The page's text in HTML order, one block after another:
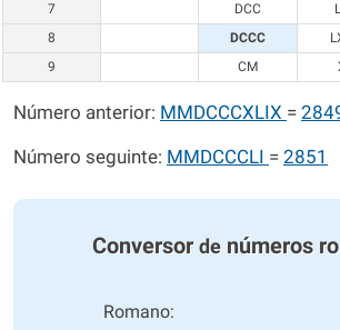
7
DCC
8
DCCC
9
CM
Número anterior: MMDCCCXLIX =
Número seguinte: MMDCCCLI = 2851
Conversor de números
Romano: